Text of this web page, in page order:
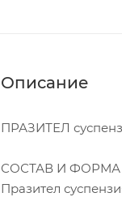
Описание
ПРАЗИТЕЛ
СОСТАВ И
Празител